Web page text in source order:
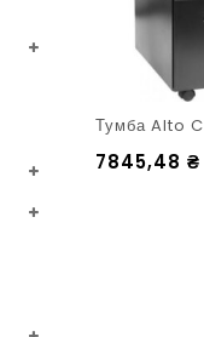
Тумба Alto
7845,48 ₴